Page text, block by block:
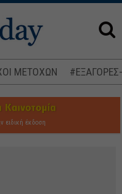
ΜΕΤΟΧΩΝ
ειδική έκδοση